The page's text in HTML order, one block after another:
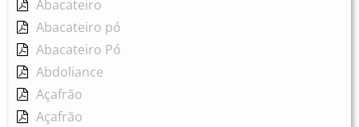
Abacateiro
Abacateiro pó
Abacateiro Pó
Abdoliance
Açafrão
Açafrão